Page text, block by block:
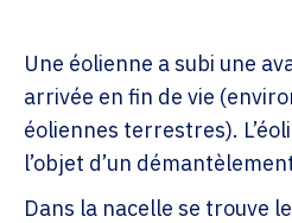
Une éolienne a subi une
arrivée en fin de vie
éoliennes terrestres).
l’objet d’un
Dans la nacelle se trouve